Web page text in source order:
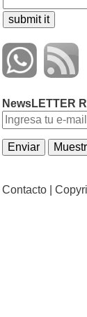
NewsLETTER
Contacto |